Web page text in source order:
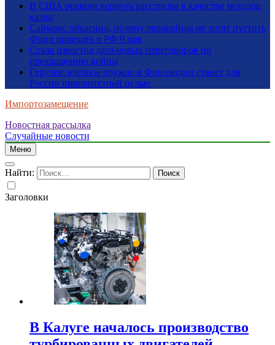
В США решили вернуть расстрелы в качестве методов
казни
Саймонс объяснил, почему европейцы не хотят пустить
Фицо приехать в РФ 9 мая
Стала известна дата новых переговоров по
прекращению войны
Гурулев: ядерное оружие в Финляндии станет для
России приоритетной целью
Импортозамещение
Новостная рассылка
Случайные новости
Меню
Найти:
Заголовки
В Калуге началось производство